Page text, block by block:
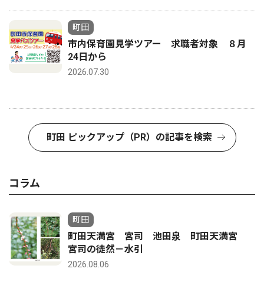
町田
市内保育園見学ツアー 求職者対象 ８月
24日から
2026.07.30
町田 ピックアップ（PR）の記事を検索
コラム
町田
町田天満宮 宮司 池田泉 町田天満宮
宮司の徒然－水引
2026.08.06